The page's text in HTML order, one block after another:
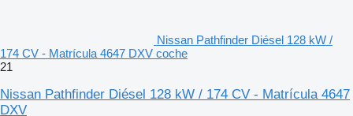
Nissan Pathfinder Diésel 128 kW /
174 CV - Matrícula 4647 DXV coche
21
Nissan Pathfinder Diésel 128 kW / 174 CV - Matrícula 4647
DXV